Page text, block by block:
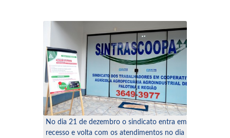
No dia 21 de dezembro o sindicato entra em
recesso e volta com os atendimentos no dia